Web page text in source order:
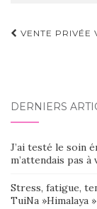
VENTE PRIVÉE
DERNIERS
J’ai testé le soin
m’attendais pas
Stress, fatigue,
TuiNa »Himalaya